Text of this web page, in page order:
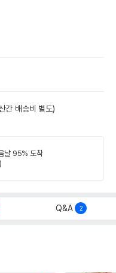
간 배송비 별도)
날 95% 도착
Q&A 2